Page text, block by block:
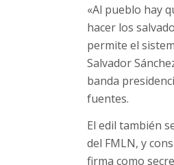
«Al pueblo hay
hacer los
permite el
Salvador
banda
fuentes.
El edil también
del FMLN, y
firma como